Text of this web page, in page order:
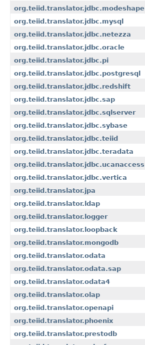
org.teiid.translator.jdbc.modeshape
org.teiid.translator.jdbc.mysql
org.teiid.translator.jdbc.netezza
org.teiid.translator.jdbc.oracle
org.teiid.translator.jdbc.pi
org.teiid.translator.jdbc.postgresql
org.teiid.translator.jdbc.redshift
org.teiid.translator.jdbc.sap
org.teiid.translator.jdbc.sqlserver
org.teiid.translator.jdbc.sybase
org.teiid.translator.jdbc.teiid
org.teiid.translator.jdbc.teradata
org.teiid.translator.jdbc.ucanaccess
org.teiid.translator.jdbc.vertica
org.teiid.translator.jpa
org.teiid.translator.ldap
org.teiid.translator.logger
org.teiid.translator.loopback
org.teiid.translator.mongodb
org.teiid.translator.odata
org.teiid.translator.odata.sap
org.teiid.translator.odata4
org.teiid.translator.olap
org.teiid.translator.openapi
org.teiid.translator.phoenix
org.teiid.translator.prestodb